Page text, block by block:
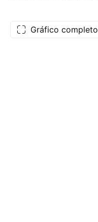
Gráfico completo